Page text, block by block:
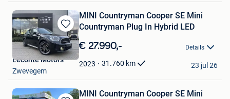
Bewaren
in
Mijn
Favorieten
MINI Countryman Cooper SE Mini
Countryman Plug In Hybrid LED
€ 27.990,- Details
2023 31.760 km
Leconte Motors
Zwevegem
23 jul 26
MINI Countryman Cooper SE Mini